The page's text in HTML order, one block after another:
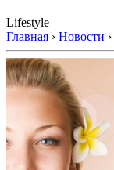
Lifestyle
Главная › Новости ›